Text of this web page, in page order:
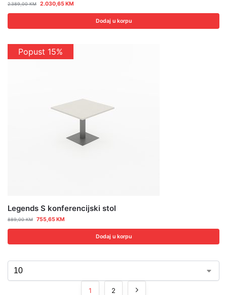
2.389,00KM 2.030,65KM
Dodaj u korpu
Popust 15%
Legends S konferencijski stol
889,00KM 755,65KM
Dodaj u korpu
1 2